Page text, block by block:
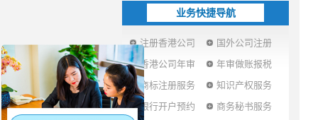
业务快捷导航
注册香港公司
国外公司注册
香港公司年审
年审做账报税
商标注册服务
知识产权服务
银行开户预约
商务秘书服务